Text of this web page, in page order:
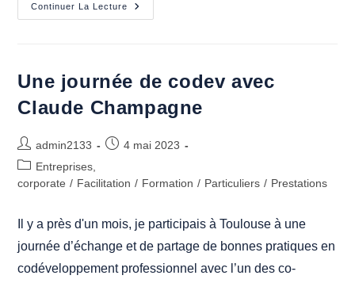
Continuer La Lecture
À
La
Dirigeants
Une journée de codev avec
Claude Champagne
Auteur/autrice
de
publication :
admin2133
Publication
4 mai 2023
Post
category:
Entreprises,
corporate / Facilitation / Formation / Particuliers / Prestations
Il y a près d'un mois, je participais à Toulouse à une
journée d’échange et de partage de bonnes pratiques en
codéveloppement professionnel avec l’un des co-